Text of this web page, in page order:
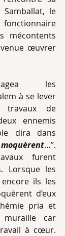
le
mécontents
œuvrer
les
à se lever
de
ennemis
dira dans
…’’.
furent
Lorsque les
ils les
d’eux
pria et
car
à cœur.